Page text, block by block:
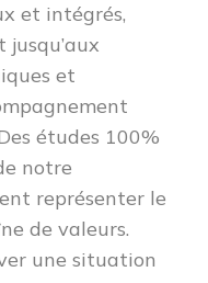
et intégrés,
et
études 100%
notre
représenter le
de valeurs.
une situation